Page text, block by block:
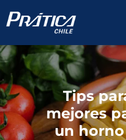
Tips
mejores
un